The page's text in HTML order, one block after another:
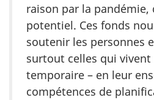
raison par la
potentiel. Ces fonds
soutenir les personnes
surtout celles qui
temporaire – en leur
compétences de